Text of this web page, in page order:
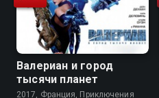
Валериан и город
тысячи планет
2017, Франция, Приключения